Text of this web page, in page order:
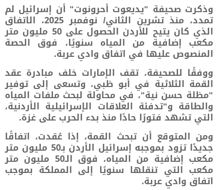
وذكرت صحيفة "يديعوت أحرونوت" أن إسرائيل لم
تمدد، منذ تشرين الثاني/ نوفمبر 2025، الاتفاق
الذي كان يتيح للأردن الحصول على 50 مليون متر
مكعب إضافية من المياه سنويًا، فوق الحصة
المنصوص عليها في اتفاق وادي عربة.
ووفقًا للصحيفة، تقف الإمارات خلف مبادرة عقد
القمة الثلاثية في أبو ظبي، وتسعى إلى توفير
"مظلة حسن نية"، في محاولة لبحث ملفات المياه
والطاقة و"تدفئة العلاقات الإسرائيلية الأردنية،
التي تشهد فتورًا حادًا منذ بدء الحرب على غزة.
ومن المتوقع أن تبحث القمة، إذا عُقدت، اتفاقًا
جديدًا تزود بموجبه إسرائيل الأردن بـ50 مليون متر
مكعب إضافية من المياه، فوق الـ50 مليون متر
مكعب التي تنقلها سنويًا إلى المملكة بموجب
اتفاق وادي عربة.